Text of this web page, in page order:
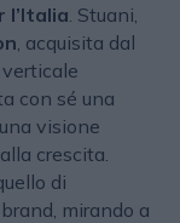
l’Italia . Stuani,
, acquisita dal
con sé una
visione
crescita.
di
mirando a